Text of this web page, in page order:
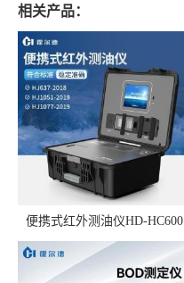
相关产品：
便携式红外测油仪HD-HC600